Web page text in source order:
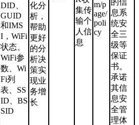
DID、
GUID
和IMS
I，WiFi
状态、
WiFi参
数、Wi
Fi列
表、SS
ID、BS
SID
化分
析，
帮助
更好
的分
析决
策实
现业
务增
长
集传
输个
人信
息
m/p
age/
poli
cy
的信
息系
统安
全三
级等
保证
书。
承诺
其信
息安
全管
理体